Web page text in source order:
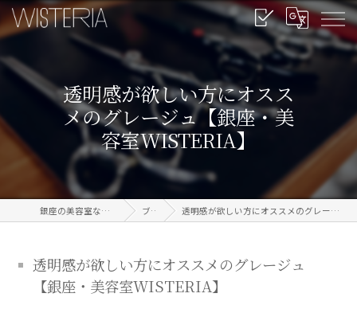
透明感が欲しい方にオスス
メのグレージュ【銀座・美
容室WISTERIA】
銀座の美容室なら信頼のWISTERIA ブログ 透明感が欲しい方にオススメのグレージュ【銀座・美容室WISTERIA】
透明感が欲しい方にオススメのグレージュ
【銀座・美容室WISTERIA】